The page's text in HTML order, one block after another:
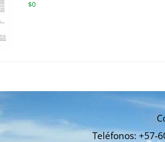
$0
Teléfonos: +57-